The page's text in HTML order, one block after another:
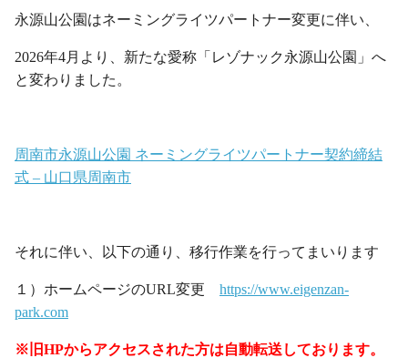
永源山公園はネーミングライツパートナー変更に伴い、
2026年4月より、新たな愛称「レゾナック永源山公園」へ
と変わりました。
周南市永源山公園 ネーミングライツパートナー契約締結
式 – 山口県周南市
それに伴い、以下の通り、移行作業を行ってまいります
１）ホームページのURL変更 https://www.eigenzan-
park.com
※旧HPからアクセスされた方は自動転送しております。